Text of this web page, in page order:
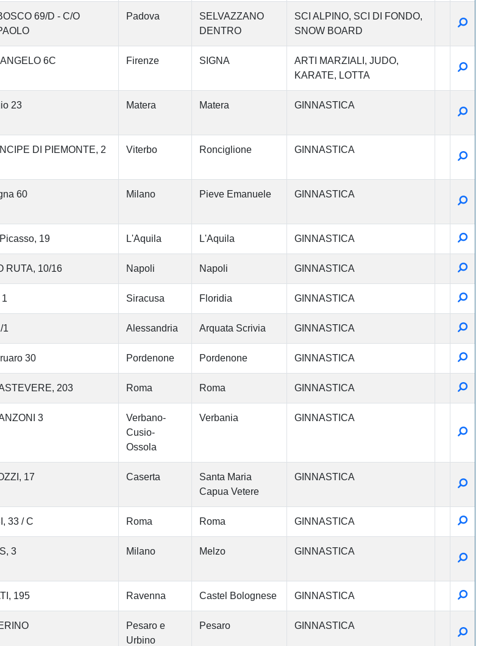
69/D - C/O
Padova
SELVAZZANO
DENTRO
SCI ALPINO SCI DI FONDO
SNOW BOARD
6C Firenze SIGNA ARTI MARZIALI
JUDO
KARATE
LOTTA
23 Matera Matera GINNASTICA
DI PIEMONTE, 2 Viterbo Ronciglione GINNASTICA
60 Milano Pieve Emanuele GINNASTICA
19 L'Aquila L'Aquila GINNASTICA
RUTA, 10/16 Napoli Napoli GINNASTICA
Siracusa Floridia GINNASTICA
1 Alessandria Arquata Scrivia GINNASTICA
30 Pordenone Pordenone GINNASTICA
203 Roma Roma GINNASTICA
3
Verbano-
Cusio-
Ossola
Verbania GINNASTICA
17 Caserta
Santa Maria
Capua Vetere
GINNASTICA
33 / C Roma Roma GINNASTICA
3 Milano Melzo GINNASTICA
195 Ravenna Castel Bolognese GINNASTICA
Pesaro e
Urbino
Pesaro GINNASTICA